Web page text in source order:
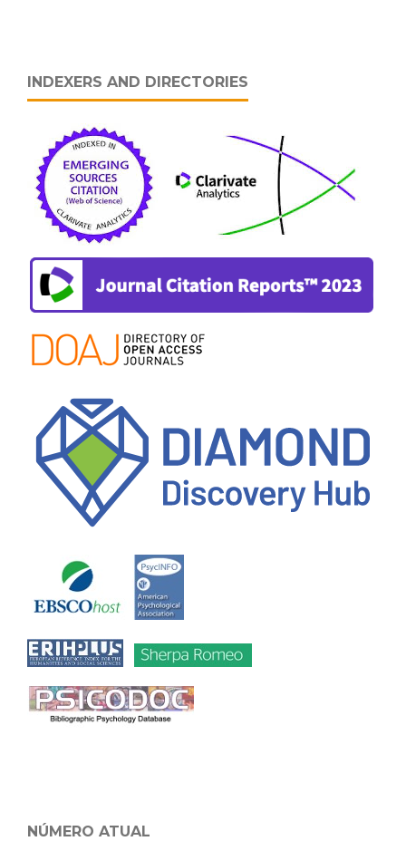
INDEXERS AND DIRECTORIES
NÚMERO ATUAL